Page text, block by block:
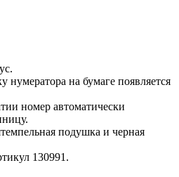
нумератора на бумаге появляется
номер автоматически
подушка и черная
130991.